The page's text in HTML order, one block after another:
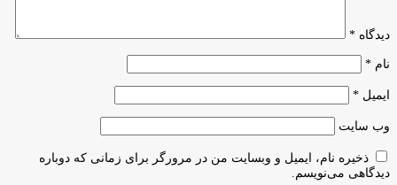
دیدگاه *
نام *
ایمیل *
وب‌ سایت
ذخیره نام، ایمیل و وبسایت من در مرورگر برای زمانی که دوباره
دیدگاهی می‌نویسم.